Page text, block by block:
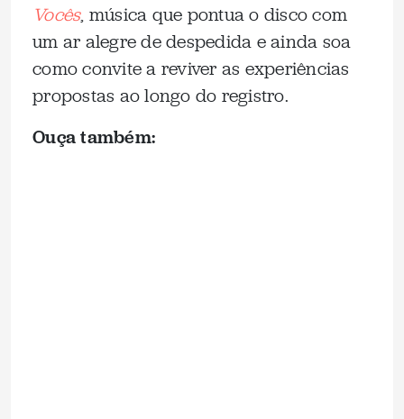
Vocês, música que pontua o disco com
um ar alegre de despedida e ainda soa
como convite a reviver as experiências
propostas ao longo do registro.
Ouça também: